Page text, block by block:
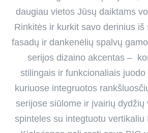
daugiau vietos Jūsų daiktams
Rinkitės ir kurkit savo derinius iš
fasadų ir dankenėlių spalvų
serijos dizaino akcentas –
stilingais ir funkcionaliais
kuriuose integruotos
serijose siūlome ir įvairių dydžių
spinteles su integtuotu vertikaliu